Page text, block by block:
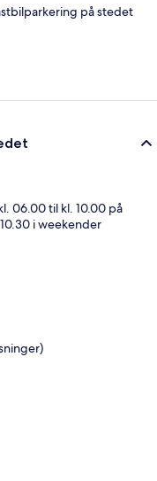
på stedet
06.00 til kl. 10.00 på
i weekender